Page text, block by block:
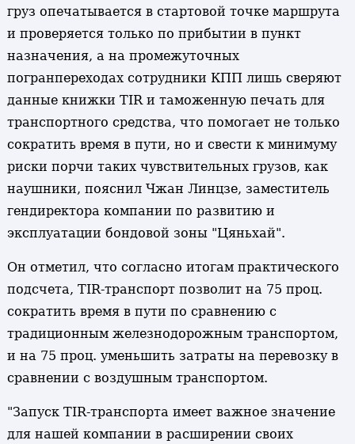
груз опечатывается в стартовой точке маршрута
и проверяется только по прибытии в пункт
назначения, а на промежуточных
погранпереходах сотрудники КПП лишь сверяют
данные книжки TIR и таможенную печать для
транспортного средства, что помогает не только
сократить время в пути, но и свести к минимуму
риски порчи таких чувствительных грузов, как
наушники, пояснил Чжан Линцзе, заместитель
гендиректора компании по развитию и
эксплуатации бондовой зоны "Цяньхай".
Он отметил, что согласно итогам практического
подсчета, TIR-транспорт позволит на 75 проц.
сократить время в пути по сравнению с
традиционным железнодорожным транспортом,
и на 75 проц. уменьшить затраты на перевозку в
сравнении с воздушным транспортом.
"Запуск TIR-транспорта имеет важное значение
для нашей компании в расширении своих